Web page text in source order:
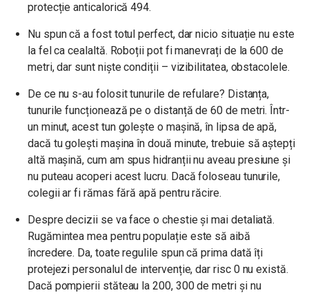
protecție anticalorică 494.
Nu spun că a fost totul perfect, dar nicio situație nu este
la fel ca cealaltă. Roboții pot fi manevrați de la 600 de
metri, dar sunt niște condiții – vizibilitatea, obstacolele.
De ce nu s-au folosit tunurile de refulare? Distanța,
tunurile funcționează pe o distanță de 60 de metri. Într-
un minut, acest tun golește o mașină, în lipsa de apă,
dacă tu golești mașina în două minute, trebuie să aștepți
altă mașină, cum am spus hidranții nu aveau presiune și
nu puteau acoperi acest lucru. Dacă foloseau tunurile,
colegii ar fi rămas fără apă pentru răcire.
Despre decizii se va face o chestie și mai detaliată.
Rugămintea mea pentru populație este să aibă
încredere. Da, toate regulile spun că prima dată îți
protejezi personalul de intervenție, dar risc 0 nu există.
Dacă pompierii stăteau la 200, 300 de metri și nu